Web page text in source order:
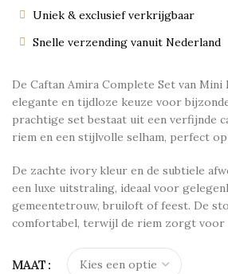
Uniek & exclusief verkrijgbaar
Snelle verzending vanuit Nederland
De Caftan Amira Complete Set van Mini
elegante en tijdloze keuze voor
prachtige set bestaat uit een verfijnde
riem en een stijlvolle selham, perfect
De zachte ivory kleur en de subtiele
een luxe uitstraling, ideaal voor
gemeentetrouw, bruiloft of feest. De
comfortabel, terwijl de riem zorgt voor
MAAT